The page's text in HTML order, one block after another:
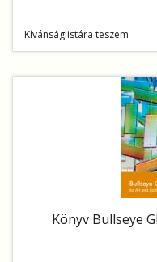
Kívánságlistára teszem
Könyv Bullseye